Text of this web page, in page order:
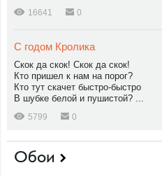
16641 0
С годом Кролика
Скок да скок! Скок да скок!
Кто пришел к нам на порог?
Кто тут скачет быстро-быстро
В шубке белой и пушистой? ...
5799 0
Обои